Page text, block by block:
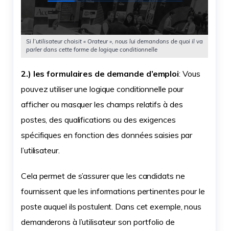
Si l’utilisateur choisit « Orateur », nous lui demandons de quoi il va
parler dans cette forme de logique conditionnelle
2.) les formulaires de demande d’emploi: Vous
pouvez utiliser une logique conditionnelle pour
afficher ou masquer les champs relatifs à des
postes, des qualifications ou des exigences
spécifiques en fonction des données saisies par
l’utilisateur.
Cela permet de s’assurer que les candidats ne
fournissent que les informations pertinentes pour le
poste auquel ils postulent. Dans cet exemple, nous
demanderons à l’utilisateur son portfolio de